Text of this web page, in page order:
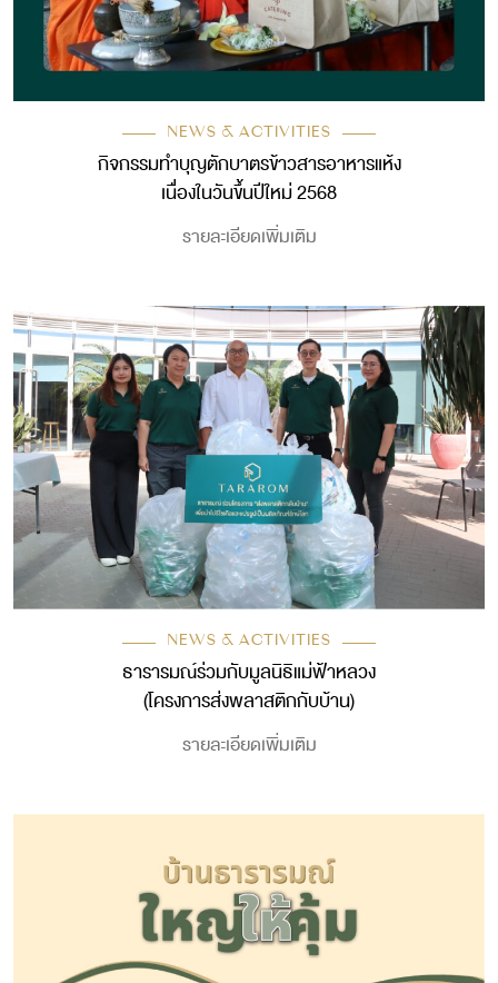
NEWS & ACTIVITIES
กิจกรรมทำบุญตักบาตรข้าวสารอาหารแห้ง
เนื่องในวันขึ้นปีใหม่ 2568
รายละเอียดเพิ่มเติม
NEWS & ACTIVITIES
ธารารมณ์ร่วมกับมูลนิธิแม่ฟ้าหลวง
(โครงการส่งพลาสติกกับบ้าน)
รายละเอียดเพิ่มเติม